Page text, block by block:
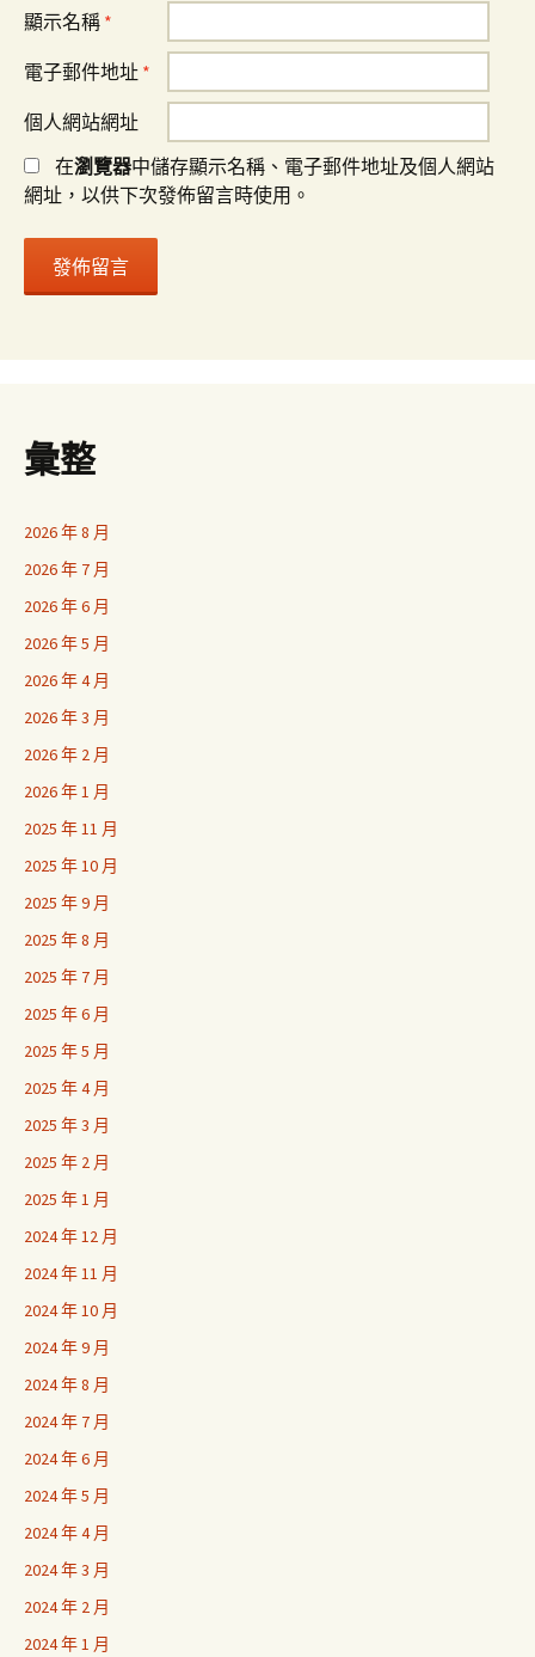
顯示名稱 *
電子郵件地址 *
個人網站網址
在瀏覽器中儲存顯示名稱、電子郵件地址及個人網站
網址，以供下次發佈留言時使用。
彙整
2026 年 8 月
2026 年 7 月
2026 年 6 月
2026 年 5 月
2026 年 4 月
2026 年 3 月
2026 年 2 月
2026 年 1 月
2025 年 11 月
2025 年 10 月
2025 年 9 月
2025 年 8 月
2025 年 7 月
2025 年 6 月
2025 年 5 月
2025 年 4 月
2025 年 3 月
2025 年 2 月
2025 年 1 月
2024 年 12 月
2024 年 11 月
2024 年 10 月
2024 年 9 月
2024 年 8 月
2024 年 7 月
2024 年 6 月
2024 年 5 月
2024 年 4 月
2024 年 3 月
2024 年 2 月
2024 年 1 月